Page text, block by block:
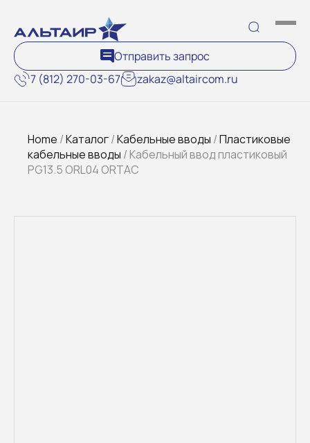
7 (812) 270-03-67 zakaz@altaircom.ru
Отправить запрос
Home /Каталог/Кабельные вводы /Пластиковые
кабельные вводы / Кабельный ввод пластиковый
PG13.5 ORL04 ORTAC